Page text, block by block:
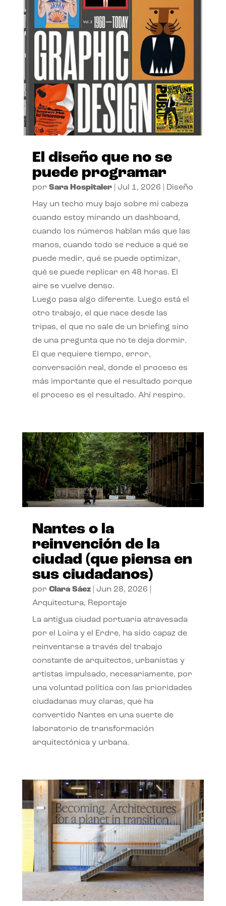
El diseño que no se
puede programar
por Sara Hospitaler| Jul 1, 2026 Diseño
Hay un techo muy bajo sobre mi cabeza
cuando estoy mirando un dashboard,
cuando los números hablan más que las
manos, cuando todo se reduce a qué se
puede medir, qué se puede optimizar,
qué se puede replicar en 48 horas. El
aire se vuelve denso.
Luego pasa algo diferente. Luego está el
otro trabajo, el que nace desde las
tripas, el que no sale de un briefing sino
de una pregunta que no te deja dormir.
El que requiere tiempo, error,
conversación real, donde el proceso es
más importante que el resultado porque
el proceso es el resultado. Ahí respiro.
Nantes o la
reinvención de la
ciudad (que piensa en
sus ciudadanos)
por Clara Sáez| Jun 28, 2026
Arquitectura, Reportaje
La antigua ciudad portuaria atravesada
por el Loira y el Erdre, ha sido capaz de
reinventarse a través del trabajo
constante de arquitectos, urbanistas y
artistas impulsado, necesariamente, por
una voluntad política con las prioridades
ciudadanas muy claras, que ha
convertido Nantes en una suerte de
laboratorio de transformación
arquitectónica y urbana.